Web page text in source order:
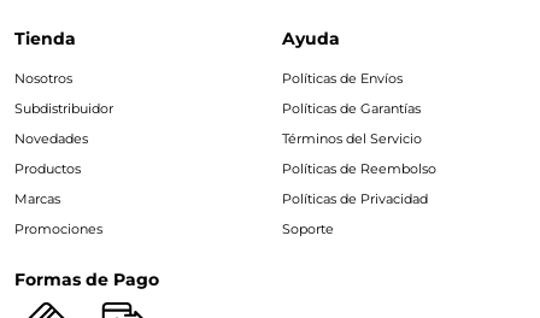
Tienda
Nosotros
Subdistribuidor
Novedades
Productos
Marcas
Promociones
Ayuda
Políticas de Envíos
Políticas de Garantías
Términos del Servicio
Políticas de Reembolso
Políticas de Privacidad
Soporte
Formas de Pago